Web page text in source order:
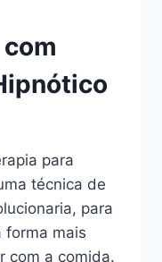
para
técnica de
para
forma mais
com a comida.